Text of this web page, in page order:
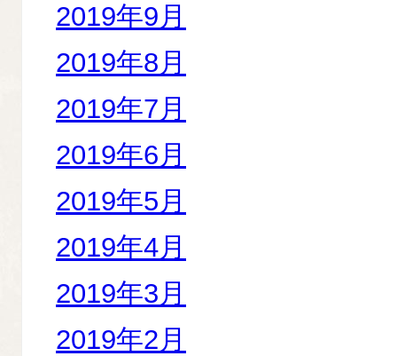
2019年9月
2019年8月
2019年7月
2019年6月
2019年5月
2019年4月
2019年3月
2019年2月